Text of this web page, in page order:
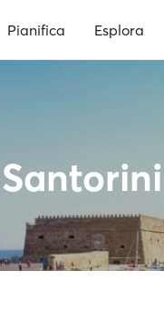
Pianifica Esplora